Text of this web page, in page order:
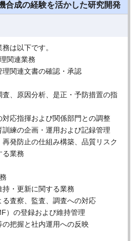
合成の経験を活かした研究開発
は以下です。
関連業務
理関連文書の確認・承認
査、原因分析、是正・予防措置の指
対応指揮および関係部門との調整
訓練の企画・運用および記録管理
再発防止の仕組み構築、品質リスク
る業務
持・更新に関する業務
る査察、監査、調査への対応
）の登録および維持管理
の把握と社内運用への反映